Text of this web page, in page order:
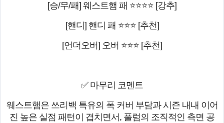
[승/무/패] 웨스트햄 패 ⭐⭐⭐⭐ [강추]
[핸디] 핸디 패 ⭐⭐⭐ [추천]
[언더오버] 오버 ⭐⭐⭐ [추천]
✅ 마무리 코멘트
웨스트햄은 쓰리백 특유의 폭 커버 부담과 시즌 내내 이어
진 높은 실점 패턴이 겹치면서, 풀럼의 조직적인 측면 공